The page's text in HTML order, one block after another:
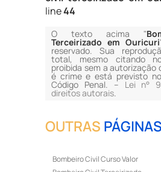
line44
O texto acima "
Terceirizado em Ouricuri
reservado. Sua
total, mesmo citando
proibida sem a autorização
é crime e está previsto
Código Penal. – Lei n°
direitos autorais.
OUTRAS PÁGINAS
Bombeiro Civil Curso Valor